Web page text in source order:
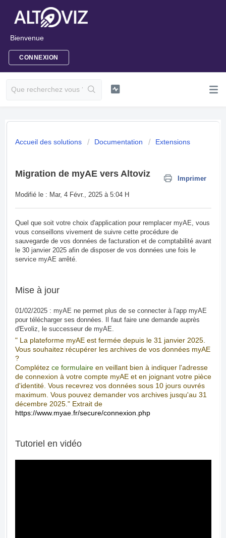
Bienvenue
CONNEXION
Accueil des solutions Documentation Extensions
Migration de myAE vers Altoviz Imprimer
Modifié le : Mar, 4 Févr., 2025 à 5:04 H
Quel que soit votre choix d'application pour remplacer myAE, vous
vous conseillons vivement de suivre cette procédure de
sauvegarde de vos données de facturation et de comptabilité avant
le 30 janvier 2025 afin de disposer de vos données une fois le
service myAE arrêté.
Mise à jour
01/02/2025 : myAE ne permet plus de se connecter à l'app myAE
pour télécharger ses données. Il faut faire une demande auprès
d'Evoliz, le successeur de myAE.
" La plateforme myAE est fermée depuis le 31 janvier 2025.
Vous souhaitez récupérer les archives de vos données myAE
?
Complétez ce formulaire en veillant bien à indiquer l'adresse
de connexion à votre compte myAE et en joignant votre pièce
d'identité. Vous recevrez vos données sous 10 jours ouvrés
maximum. Vous pouvez demander vos archives jusqu'au 31
décembre 2025." Extrait de
https://www.myae.fr/secure/connexion.php
Tutoriel en vidéo